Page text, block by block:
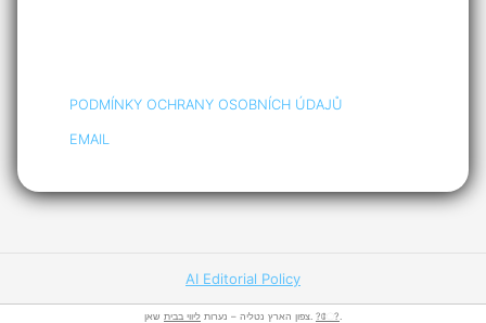
PODMÍNKY OCHRANY OSOBNÍCH ÚDAJŮ
EMAIL
AI Editorial Policy
צפון הארץ נטליה – נערות ליווי בבית ?ே?